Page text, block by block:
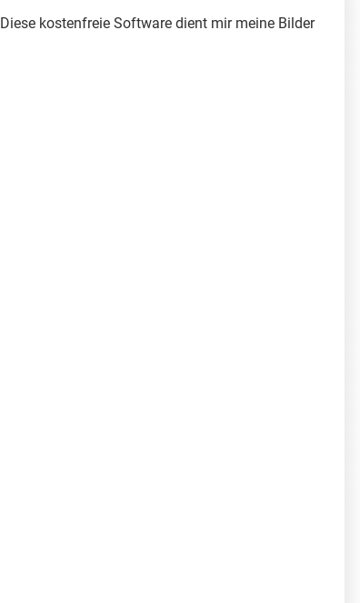
kostenfreie Software dient mir meine Bilder